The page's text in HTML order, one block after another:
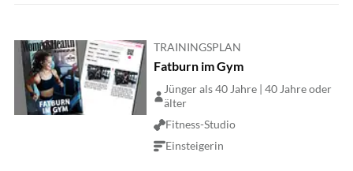
TRAININGSPLAN
Fatburn im Gym
Jünger als 40 Jahre | 40 Jahre oder
älter
Fitness-Studio
Einsteigerin